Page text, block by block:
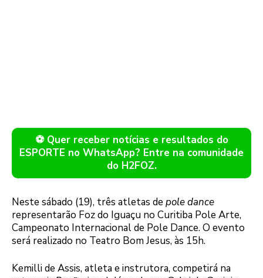
⚽ Quer receber notícias e resultados do
ESPORTE no WhatsApp? Entre na comunidade
do H2FOZ.
Neste sábado (19), três atletas de pole dance
representarão Foz do Iguaçu no Curitiba Pole Arte,
Campeonato Internacional de Pole Dance. O evento
será realizado no Teatro Bom Jesus, às 15h.
Kemilli de Assis, atleta e instrutora, competirá na